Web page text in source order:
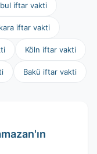
iftar vakti
iftar vakti
Köln iftar vakti
Bakü iftar vakti